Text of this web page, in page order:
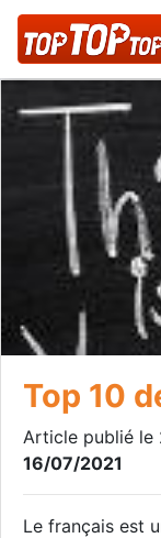
Top 10
Article publié le
16/07/2021
Le français est